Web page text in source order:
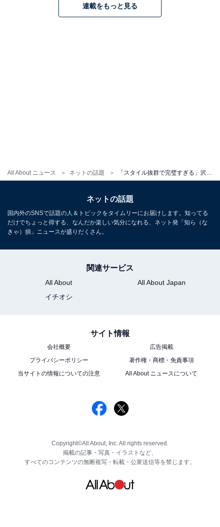
All About ニュース ネットの話題
連載をもっと見る
ネットの話題
国内外のSNSで話題の人＆トピックをタイムリーにお届けします。知ってる
だけでちょっと得する、なんだか楽しい気分になれる、ネット発「知ら（な
きゃ）損」ニュースが盛りだくさん。
関連サービス
All About
All About Japan
イチオシ
サイト情報
会社概要
広告掲載
プライバシーポリシー
著作権・商標・免責事項
当サイトの情報についての注意
All About ニュースについて
Copyright©All About, Inc. All rights reserved.
掲載の記事・写真・イラストなど、
すべてのコンテンツの無断複写・転載・公衆送信等を禁じます。